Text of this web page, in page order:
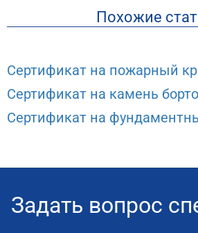
Похожие
Сертификат на пожарный
Сертификат на камень
Сертификат на
Задать вопрос